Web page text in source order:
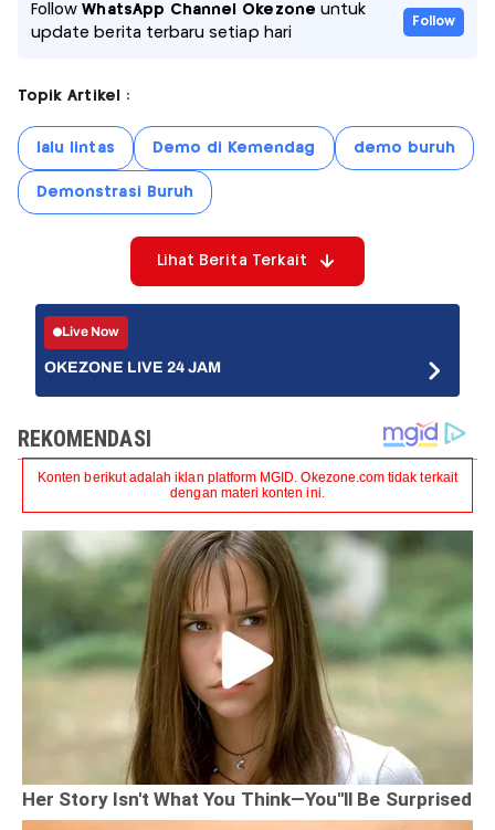
FollowWhatsApp Channel Okezone untuk
update berita terbaru setiap hari
Follow
Topik Artikel :
lalu lintas Demo di Kemendag demo buruh
Demonstrasi Buruh
Lihat Berita Terkait
Live Now
OKEZONE LIVE 24 JAM